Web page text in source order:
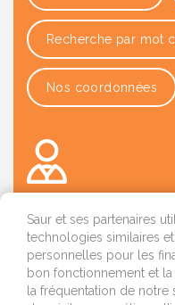
Recherche par mot
Nos coordonnées
OK
Saur et ses partenaires
technologies similaires
personnelles pour les
bon fonctionnement et
la fréquentation de notre